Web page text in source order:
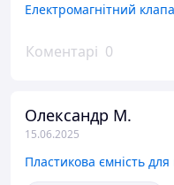
Коментарі 0
Олександр М.
15.06.2025